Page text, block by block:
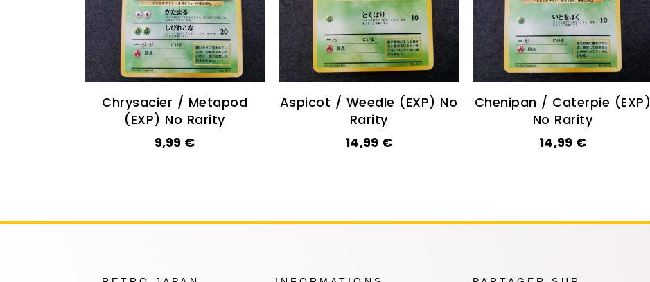
Chrysacier / Metapod
(EXP) No Rarity
9,99 €
Aspicot / Weedle (EXP) No
Rarity
14,99 €
Chenipan / Caterpie (EXP)
No Rarity
14,99 €